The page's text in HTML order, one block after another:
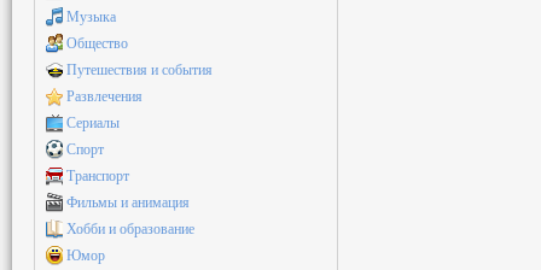
Музыка
Общество
Путешествия и события
Развлечения
Сериалы
Спорт
Транспорт
Фильмы и анимация
Хобби и образование
Юмор